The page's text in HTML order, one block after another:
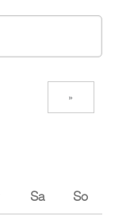
»
Sa So